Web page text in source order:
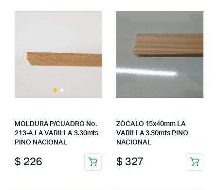
MOLDURA P/CUADRO No.
213-A LA VARILLA 3.30mts
PINO NACIONAL
$ 226
ZÓCALO 15x40mm LA
VARILLA 3.30mts PINO
NACIONAL
$ 327